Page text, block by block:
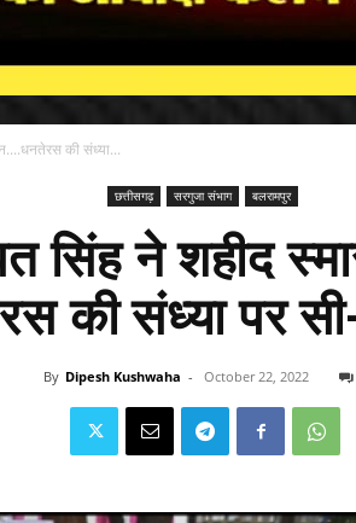
की संध्या...
छत्तीसगढ़ सरगुजा संभाग बलरामपुर
सिंह ने शहीद
संध्या पर सी-
By Dipesh Kushwaha - October 22, 2022